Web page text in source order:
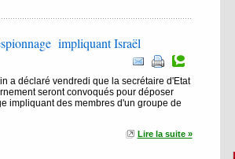
impliquant Israël
a déclaré vendredi que la secrétaire d'Etat
seront convoqués pour déposer
impliquant des membres d'un groupe de
Lire la suite »